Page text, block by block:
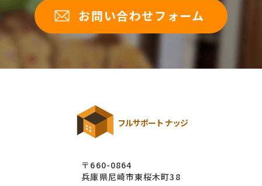
お問い合わせフォーム
フルサポート ナッジ
〒660-0864
兵庫県尼崎市東桜木町38